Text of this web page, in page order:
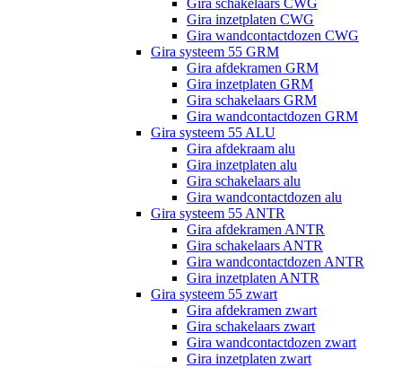
Gira schakelaars CWG
Gira inzetplaten CWG
Gira wandcontactdozen CWG
Gira systeem 55 GRM
Gira afdekramen GRM
Gira inzetplaten GRM
Gira schakelaars GRM
Gira wandcontactdozen GRM
Gira systeem 55 ALU
Gira afdekraam alu
Gira inzetplaten alu
Gira schakelaars alu
Gira wandcontactdozen alu
Gira systeem 55 ANTR
Gira afdekramen ANTR
Gira schakelaars ANTR
Gira wandcontactdozen ANTR
Gira inzetplaten ANTR
Gira systeem 55 zwart
Gira afdekramen zwart
Gira schakelaars zwart
Gira wandcontactdozen zwart
Gira inzetplaten zwart